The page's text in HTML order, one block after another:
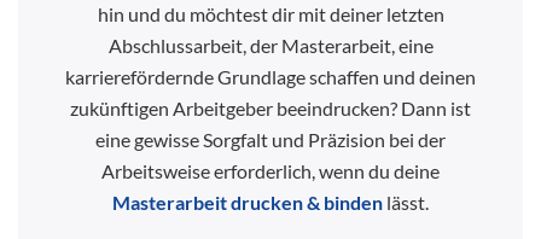
hin und du möchtest dir mit deiner letzten
Abschlussarbeit, der Masterarbeit, eine
karrierefördernde Grundlage schaffen und deinen
zukünftigen Arbeitgeber beeindrucken? Dann ist
eine gewisse Sorgfalt und Präzision bei der
Arbeitsweise erforderlich, wenn du deine
Masterarbeit drucken & binden lässt.